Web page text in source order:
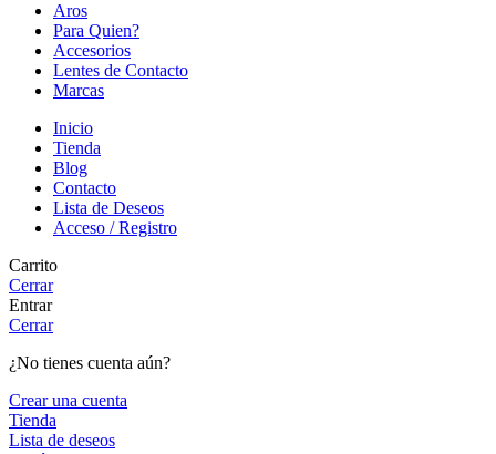
Aros
Para Quien?
Accesorios
Lentes de Contacto
Marcas
Inicio
Tienda
Blog
Contacto
Lista de Deseos
Acceso / Registro
Carrito
Cerrar
Entrar
Cerrar
¿No tienes cuenta aún?
Crear una cuenta
Tienda
Lista de deseos